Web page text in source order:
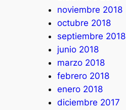
noviembre 2018
octubre 2018
septiembre 2018
junio 2018
marzo 2018
febrero 2018
enero 2018
diciembre 2017